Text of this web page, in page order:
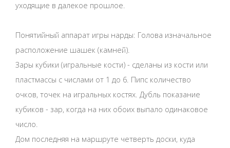
уходящие в далекое прошлое.
Понятийный аппарат игры нарды: Голова изначальное
расположение шашек (камней).
Зары кубики (игральные кости) - сделаны из кости или
пластмассы с числами от 1 до 6. Пипс количество
очков, точек на игральных костях. Дубль показание
кубиков - зар, когда на них обоих выпало одинаковое
число.
Дом последняя на маршруте четверть доски, куда